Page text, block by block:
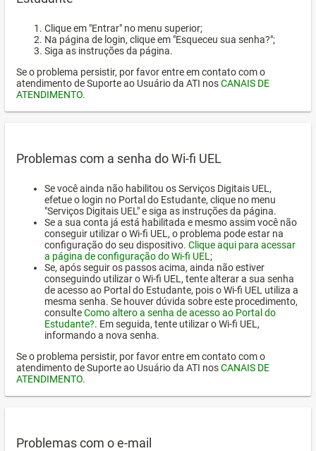
Clique em "Entrar" no menu superior;
Na página de login, clique em "Esqueceu sua senha?";
Siga as instruções da página.
Se o problema persistir, por favor entre em contato com o
atendimento de Suporte ao Usuário da ATI nosCANAIS DE
ATENDIMENTO.
Problemas com a senha do Wi-fi UEL
Se você ainda não habilitou os Serviços Digitais UEL,
efetue o login no Portal do Estudante, clique no menu
"Serviços Digitais UEL" e siga as instruções da página.
Se a sua conta já está habilitada e mesmo assim você não
conseguir utilizar o Wi-fi UEL, o problema pode estar na
configuração do seu dispositivo. Clique aqui para acessar
a página de configuração do Wi-fi UEL ;
Se, após seguir os passos acima, ainda não estiver
conseguindo utilizar o Wi-fi UEL, tente alterar a sua senha
de acesso ao Portal do Estudante, pois o Wi-fi UEL utiliza a
mesma senha. Se houver dúvida sobre este procedimento,
consulteComo altero a senha de acesso ao Portal do
Estudante?. Em seguida, tente utilizar o Wi-fi UEL,
informando a nova senha.
Se o problema persistir, por favor entre em contato com o
atendimento de Suporte ao Usuário da ATI nosCANAIS DE
ATENDIMENTO.
Problemas com o e-mail